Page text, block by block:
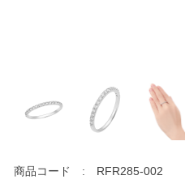
商品コード RFR285-002